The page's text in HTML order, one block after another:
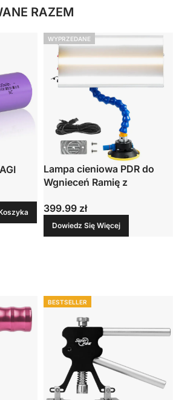
RAZEM
WYPRZEDANE
Lampa cieniowa PDR do
Wgnieceń Ramię z
399.99 zł
Dowiedz Się Więcej
BESTSELLER